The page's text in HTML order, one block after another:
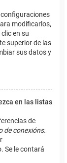
modificarlos,
en su
superior de las
sus datos y
en las listas
de
de conexións.
Se le contará